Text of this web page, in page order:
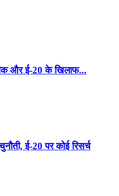
और ई-20 के खिलाफ...
ई-20 पर कोई रिसर्च